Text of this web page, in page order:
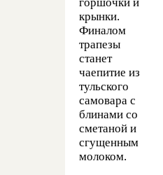
горшочки и
крынки.
Финалом
трапезы
станет
чаепитие из
тульского
самовара с
блинами со
сметаной и
сгущенным
молоком.